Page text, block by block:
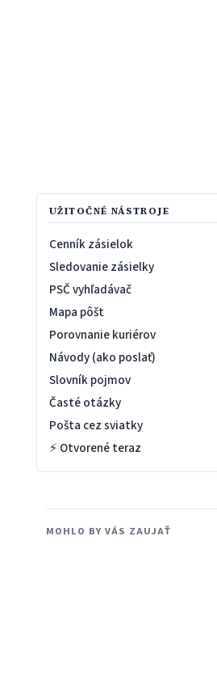
UŽITOČNÉ NÁSTROJE
Cenník zásielok
Sledovanie zásielky
PSČ vyhľadávač
Mapa pôšt
Porovnanie kuriérov
Návody (ako poslať)
Slovník pojmov
Časté otázky
Pošta cez sviatky
⚡ Otvorené teraz
MOHLO BY VÁS ZAUJAŤ